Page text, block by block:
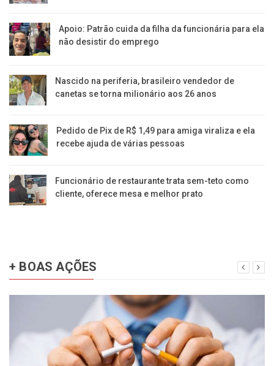
Apoio: Patrão cuida da filha da funcionária para ela
não desistir do emprego
Nascido na periferia, brasileiro vendedor de
canetas se torna milionário aos 26 anos
Pedido de Pix de R$ 1,49 para amiga viraliza e ela
recebe ajuda de várias pessoas
Funcionário de restaurante trata sem-teto como
cliente, oferece mesa e melhor prato
+ BOAS AÇÕES